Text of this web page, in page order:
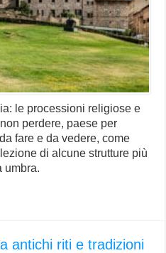
le processioni religiose e
perdere, paese per
fare e da vedere, come
di alcune strutture più
umbra.
antichi riti e tradizioni